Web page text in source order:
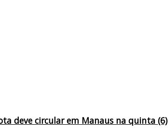
deve circular em Manaus na quinta (6)